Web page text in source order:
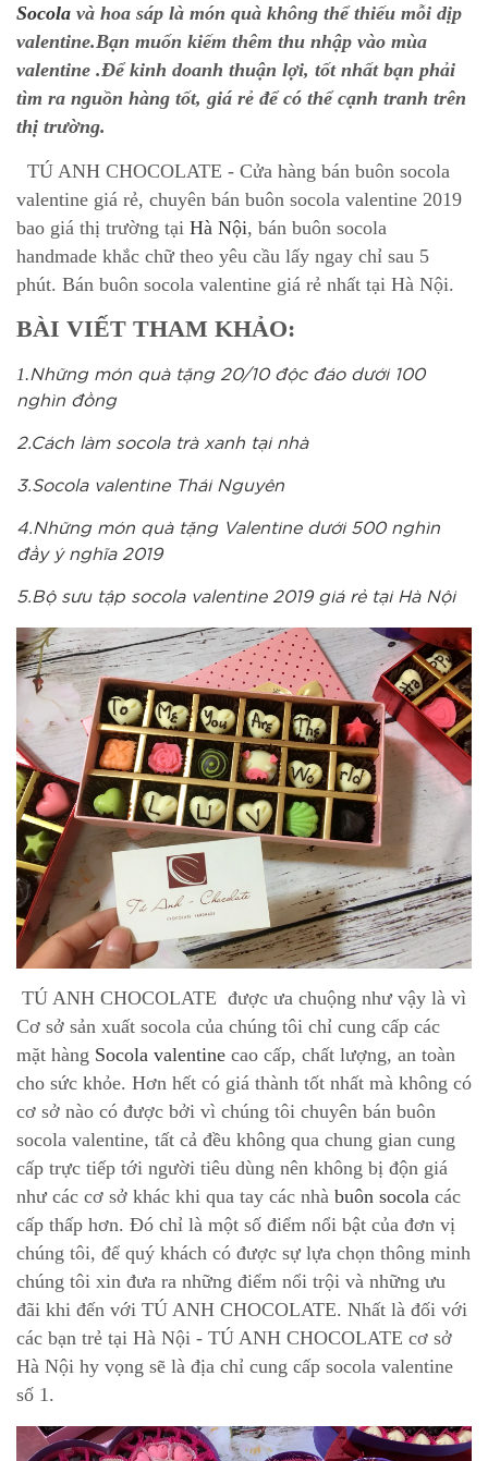
Socola và hoa sáp là món quà không thể thiếu mỗi dịp
valentine.Bạn muốn kiếm thêm thu nhập vào mùa
valentine .Để kinh doanh thuận lợi, tốt nhất bạn phải
tìm ra nguồn hàng tốt, giá rẻ để có thể cạnh tranh trên
thị trường.
TÚ ANH CHOCOLATE - Cửa hàng bán buôn socola
valentine giá rẻ, chuyên bán buôn socola valentine 2019
bao giá thị trường tại Hà Nội, bán buôn socola
handmade khắc chữ theo yêu cầu lấy ngay chỉ sau 5
phút. Bán buôn socola valentine giá rẻ nhất tại Hà Nội.
BÀI VIẾT THAM KHẢO:
1. Những món quà tặng 20/10 độc đáo dưới 100
nghìn đồng
2.Cách làm socola trà xanh tại nhà
3.Socola valentine Thái Nguyên
4.Những món quà tặng Valentine dưới 500 nghìn
đầy ý nghĩa 2019
5.Bộ sưu tập socola valentine 2019 giá rẻ tại Hà Nội
TÚ ANH CHOCOLATE được ưa chuộng như vậy là vì
Cơ sở sản xuất socola của chúng tôi chỉ cung cấp các
mặt hàng Socola valentine cao cấp, chất lượng, an toàn
cho sức khỏe. Hơn hết có giá thành tốt nhất mà không có
cơ sở nào có được bởi vì chúng tôi chuyên bán buôn
socola valentine, tất cả đều không qua chung gian cung
cấp trực tiếp tới người tiêu dùng nên không bị độn giá
như các cơ sở khác khi qua tay các nhà buôn socola các
cấp thấp hơn. Đó chỉ là một số điểm nổi bật của đơn vị
chúng tôi, để quý khách có được sự lựa chọn thông minh
chúng tôi xin đưa ra những điểm nổi trội và những ưu
đãi khi đến với TÚ ANH CHOCOLATE. Nhất là đối với
các bạn trẻ tại Hà Nội - TÚ ANH CHOCOLATE cơ sở
Hà Nội hy vọng sẽ là địa chỉ cung cấp socola valentine
số 1.